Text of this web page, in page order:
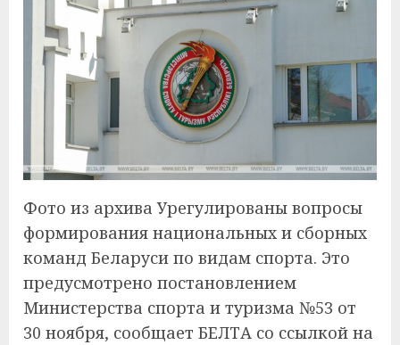
Фото из архива Урегулированы вопросы
формирования национальных и сборных
команд Беларуси по видам спорта. Это
предусмотрено постановлением
Министерства спорта и туризма №53 от
30 ноября, сообщает БЕЛТА со ссылкой на